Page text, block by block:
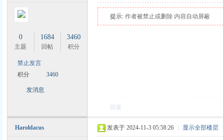
0
主题
1684
回帖
3460
积分
禁止发言
积分
3460
发消息
提示: 作者被禁止或删除 内容自动屏蔽
回复
Haroldacus 发表于 2024-11-3 05:58:26 显示全部楼层